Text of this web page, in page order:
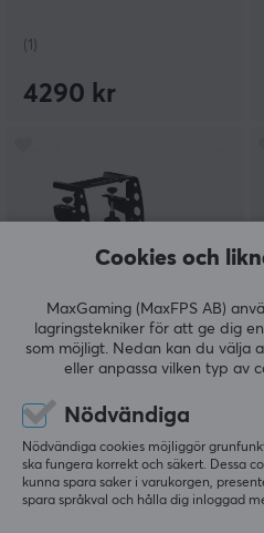
(1)
4290 kr
Thrustmaster
TM Flying Clamp
(3)
949 kr
Cookies och
MaxGaming (MaxFPS AB)
lagringstekniker för att ge dig
som möjligt. Nedan kan du välja
eller anpassa vilken typ av
Nödvändiga
Nödvändiga cookies möjliggör
ska fungera korrekt och säkert. Dessa
kunna spara saker i varukorgen,
spara språkval och hålla dig inloggad